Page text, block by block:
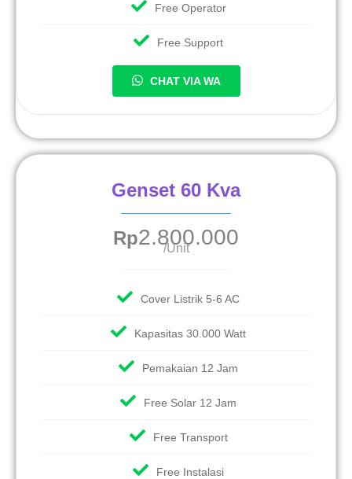
Free Operator
Free Support
CHAT VIA WA
Genset 60 Kva
Rp2.800.000
/Unit
Cover Listrik 5-6 AC
Kapasitas 30.000 Watt
Pemakaian 12 Jam
Free Solar 12 Jam
Free Transport
Free Instalasi